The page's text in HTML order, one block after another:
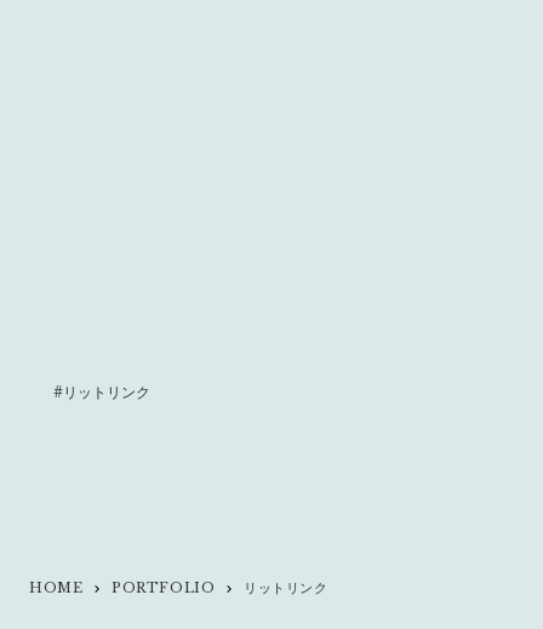
#リットリンク
HOME keyboard_arrow_right PORTFOLIO keyboard_arrow_right リットリンク